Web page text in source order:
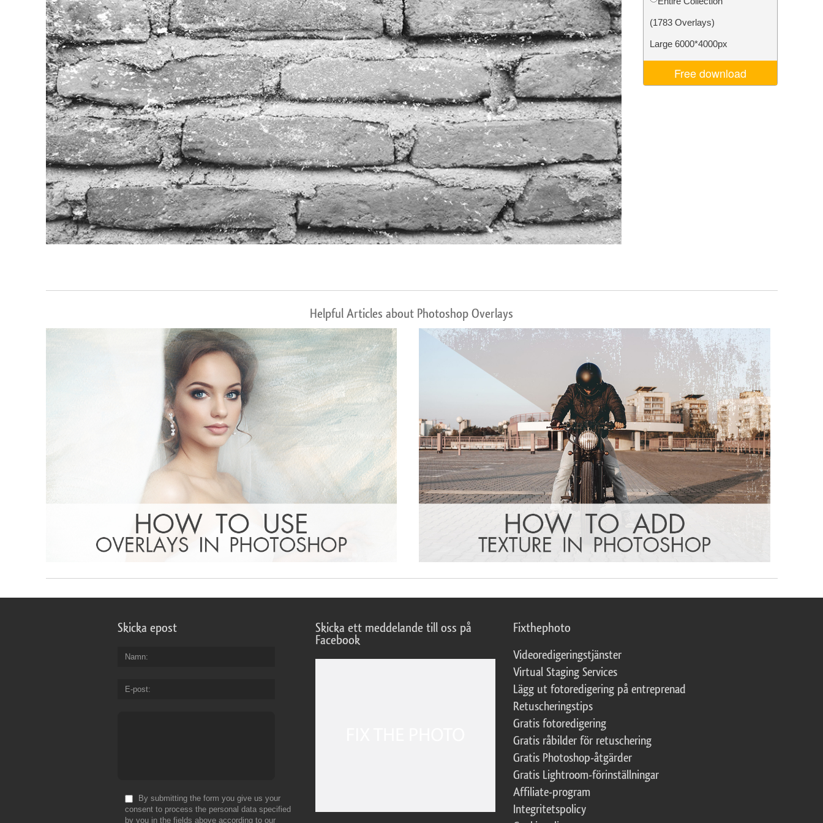
Produktfotoredigering Fotoredigering av smycken AI-träningsdata Video Editing Services
(1783 Overlays)
Large 6000*4000px
Free download
Helpful Articles about Photoshop Overlays
Skicka epost
Namn
E-post
By submitting the form you give us your
consent to process the personal data specified
by you in the fields above according to our
Skicka ett meddelande till oss på
Facebook
Fixthephoto
Videoredigeringstjänster
Virtual Staging Services
Lägg ut fotoredigering på entreprenad
Retuscheringstips
Gratis fotoredigering
Gratis råbilder för retuschering
Gratis Photoshop-åtgärder
Gratis Lightroom-förinställningar
Affiliate-program
Integritetspolicy